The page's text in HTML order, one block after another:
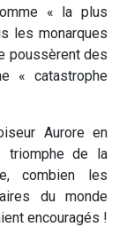
« la plus
les monarques
poussèrent des
« catastrophe
Aurore en
triomphe de la
combien les
du monde
encouragés !